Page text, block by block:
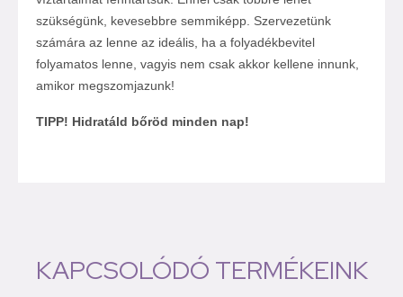
szükségünk, kevesebbre semmiképp. Szervezetünk
számára az lenne az ideális, ha a folyadékbevitel
folyamatos lenne, vagyis nem csak akkor kellene innunk,
amikor megszomjazunk!
TIPP! Hidratáld bőröd minden nap!
KAPCSOLÓDÓ TERMÉKEINK